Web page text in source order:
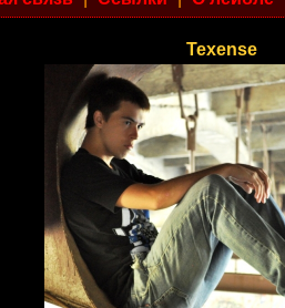
Texense